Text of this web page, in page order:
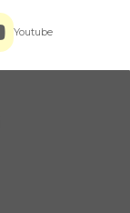
Youtube